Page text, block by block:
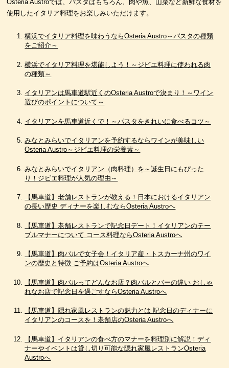
Osteria Austroでは、パスタはもちろん、肉や魚、山菜など新鮮な食材を
使用したイタリア料理をお楽しみいただけます。
横浜でイタリア料理を味わうならOsteria Austro～パスタの種類
をご紹介～
横浜でイタリア料理を堪能しよう！～ジビエ料理に使われる肉
の種類～
イタリアンは馬車道駅近くのOsteria Austroで決まり！～ワイン
選びのポイントについて～
イタリアンを馬車道近くで！～パスタをきれいに食べるコツ～
みなとみらいでイタリアンを予約するならワインが美味しい
Osteria Austro～ジビエ料理の栄養素～
みなとみらいでイタリアン（肉料理）を～誕生日にもぴった
り！ジビエ料理が人気の理由～
【馬車道】老舗レストランが教える！日本におけるイタリアン
の長い歴史 ディナーを楽しむならOsteria Austroへ
【馬車道】老舗レストランで記念日デート！イタリアンのテー
ブルマナーについて コース料理ならOsteria Austroへ
【馬車道】肉バルで女子会！イタリア産・トスカーナ州のワイ
ンの歴史と特徴 ご予約はOsteria Austroへ
【馬車道】肉バルってどんなお店？肉バルとバーの違い おしゃ
れなお店で記念日を過ごすならOsteria Austroへ
【馬車道】隠れ家風レストランの魅力とは 記念日のディナーに
イタリアンのコースを！老舗店のOsteria Austroへ
【馬車道】イタリアンの食べ方のマナーを料理別に解説！ディ
ナーやイベントは貸し切り可能な隠れ家風レストランOsteria
Austroへ